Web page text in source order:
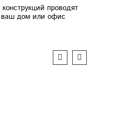
проводят
ваш дом или офис